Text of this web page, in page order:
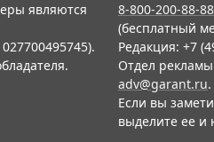
являются
8-800-200-88-88
(бесплатный
Редакция: +7
Отдел
adv@garant.ru.
Если вы
выделите ее и